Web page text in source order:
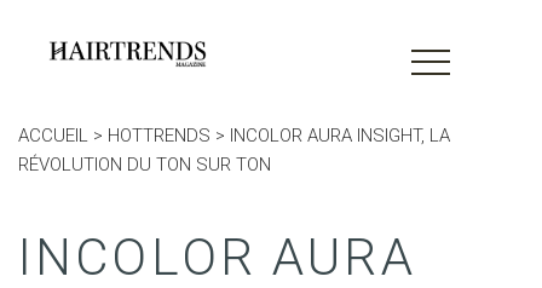
ACCUEIL > HOTTRENDS > INCOLOR AURA INSIGHT, LA
RÉVOLUTION DU TON SUR TON
INCOLOR AURA